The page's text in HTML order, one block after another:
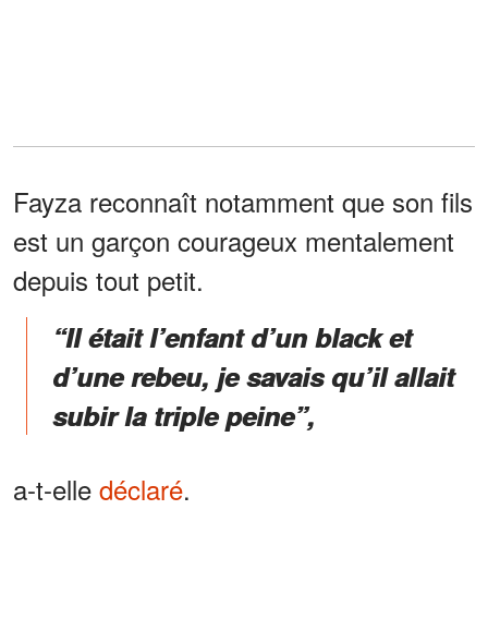
Fayza reconnaît notamment que son fils
est un garçon courageux mentalement
depuis tout petit.
“Il était l’enfant d’un black et
d’une rebeu, je savais qu’il allait
subir la triple peine”,
a-t-elle déclaré.